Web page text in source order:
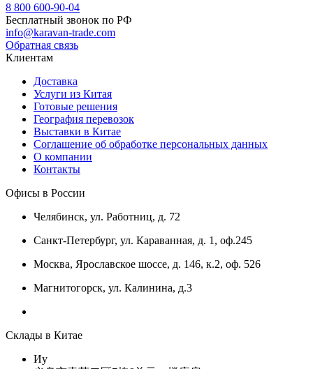
8 800 600-90-04
Бесплатный звонок по РФ
info@karavan-trade.com
Обратная связь
Клиентам
Доставка
Услуги из Китая
Готовые решения
География перевозок
Выставки в Китае
Соглашение об обработке персональных данных
О компании
Контакты
Офисы в России
Челябинск, ул. Работниц, д. 72
Санкт-Петербург, ул. Караванная, д. 1, оф.245
Москва, Ярославское шоссе, д. 146, к.2, оф. 526
Магнитогорск, ул. Калинина, д.3
Склады в Китае
Иу